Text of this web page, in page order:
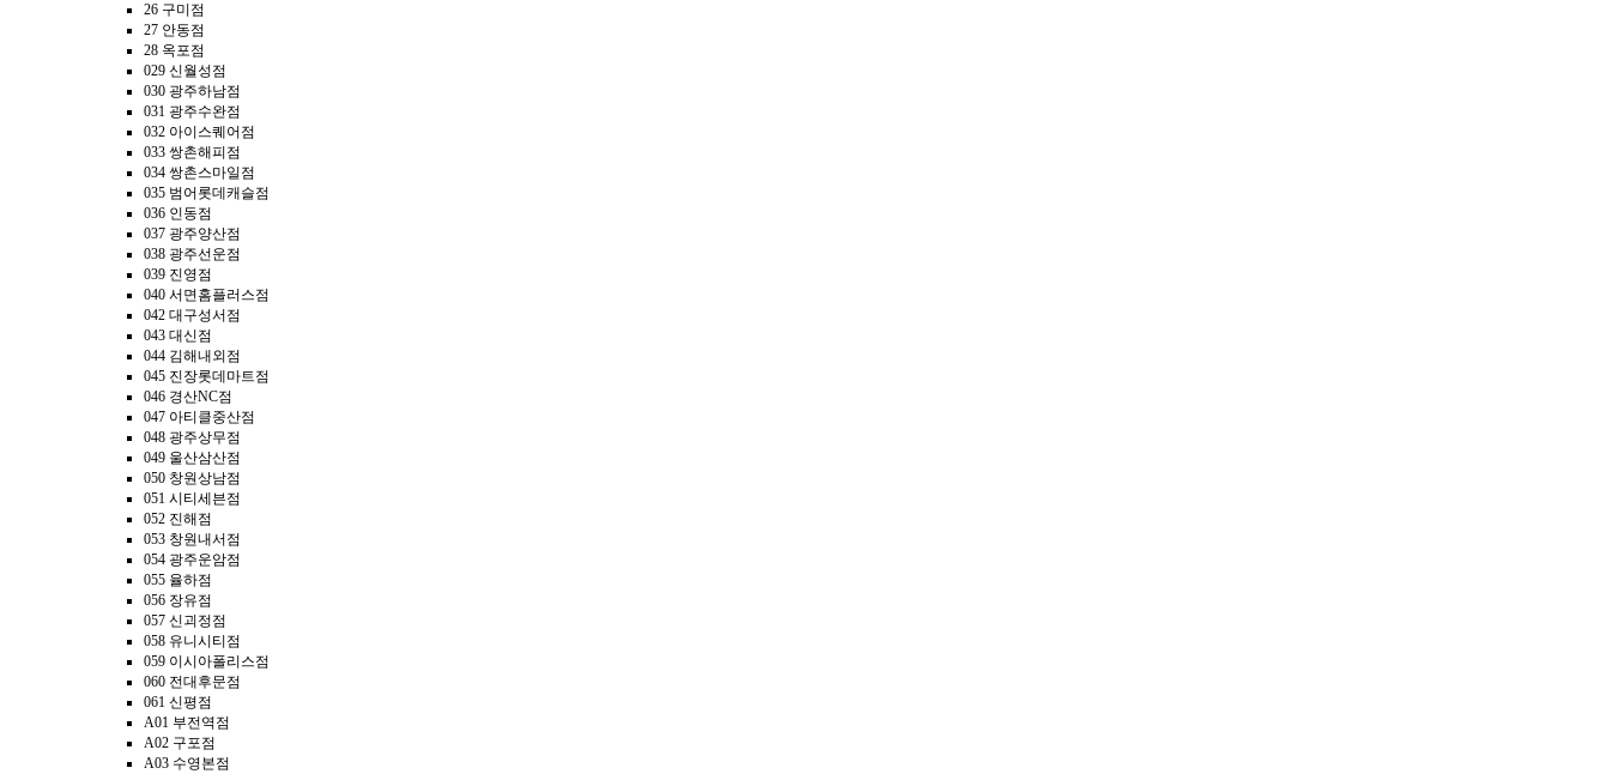
26 구미점
27 안동점
28 옥포점
029 신월성점
030 광주하남점
031 광주수완점
032 아이스퀘어점
033 쌍촌해피점
034 쌍촌스마일점
035 범어롯데캐슬점
036 인동점
037 광주양산점
038 광주선운점
039 진영점
040 서면홈플러스점
042 대구성서점
043 대신점
044 김해내외점
045 진장롯데마트점
046 경산NC점
047 아티클중산점
048 광주상무점
049 울산삼산점
050 창원상남점
051 시티세븐점
052 진해점
053 창원내서점
054 광주운암점
055 율하점
056 장유점
057 신괴정점
058 유니시티점
059 이시아폴리스점
060 전대후문점
061 신평점
A01 부전역점
A02 구포점
A03 수영본점